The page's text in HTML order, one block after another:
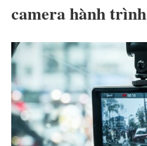
camera hành trình